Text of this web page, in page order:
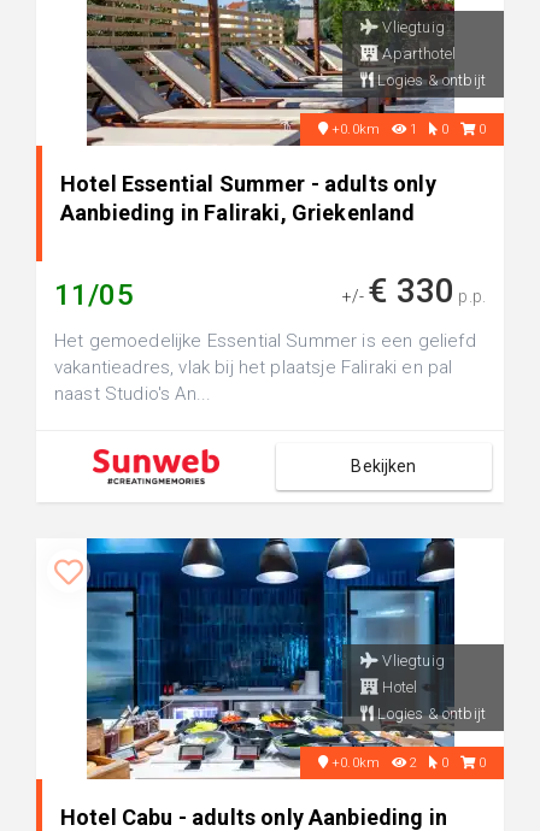
Vliegtuig
Aparthotel
Logies & ontbijt
+0.0km 1 0 0
Hotel Essential Summer - adults only
Aanbieding in Faliraki, Griekenland
11/05 +/- € 330 p.p.
Het gemoedelijke Essential Summer is een geliefd
vakantieadres, vlak bij het plaatsje Faliraki en pal
naast Studio's An...
Bekijken
Vliegtuig
Hotel
Logies & ontbijt
+0.0km 2 0 0
Hotel Cabu - adults only Aanbieding in